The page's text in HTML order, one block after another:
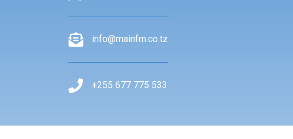
info@mainfm.co.tz
+255 677 775 533